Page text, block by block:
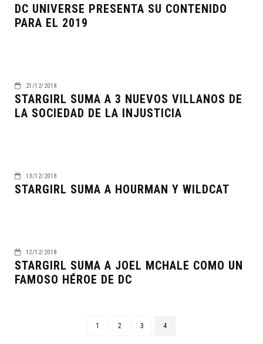
DC UNIVERSE PRESENTA SU CONTENIDO
PARA EL 2019
21/12/2018
STARGIRL SUMA A 3 NUEVOS VILLANOS DE
LA SOCIEDAD DE LA INJUSTICIA
13/12/2018
STARGIRL SUMA A HOURMAN Y WILDCAT
12/12/2018
STARGIRL SUMA A JOEL MCHALE COMO UN
FAMOSO HÉROE DE DC
1 2 3 4